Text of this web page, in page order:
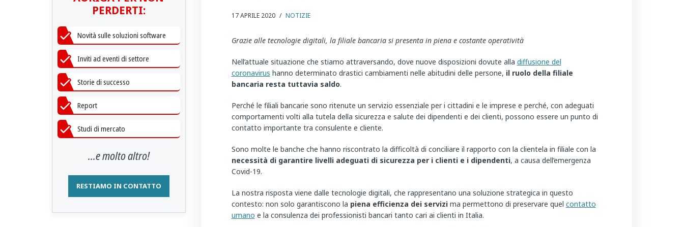
17 APRILE 2020 / NOTIZIE
Grazie alle tecnologie digitali, la filiale bancaria si presenta in piena e costante operatività
Nell’attuale situazione che stiamo attraversando, dove nuove disposizioni dovute alla diffusione del
coronavirus hanno determinato drastici cambiamenti nelle abitudini delle persone, il ruolo della filiale
bancaria resta tuttavia saldo.
Perché le filiali bancarie sono ritenute un servizio essenziale per i cittadini e le imprese e perché, con adeguati
comportamenti volti alla tutela della sicurezza e salute dei dipendenti e dei clienti, possono essere un punto di
contatto importante tra consulente e cliente.
Sono molte le banche che hanno riscontrato la difficoltà di conciliare il rapporto con la clientela in filiale con la
necessità di garantire livelli adeguati di sicurezza per i clienti e i dipendenti, a causa dell’emergenza
Covid-19.
La nostra risposta viene dalle tecnologie digitali, che rappresentano una soluzione strategica in questo
contesto: non solo garantiscono la piena efficienza dei servizima permettono di preservare quel contatto
umano e la consulenza dei professionisti bancari tanto cari ai clienti in Italia.
PERDERTI:
Novità sulle soluzioni software
Inviti ad eventi di settore
Storie di successo
Report
Studi di mercato
...e molto altro!
RESTIAMO IN CONTATTO